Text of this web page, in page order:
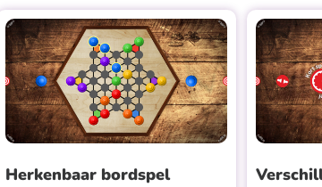
Herkenbaar bordspel